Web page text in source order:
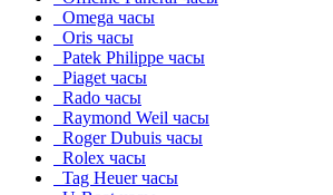
Omega часы
Oris часы
Patek Philippe часы
Piaget часы
Rado часы
Raymond Weil часы
Roger Dubuis часы
Rolex часы
Tag Heuer часы